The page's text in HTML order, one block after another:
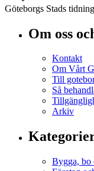
Göteborgs Stads tidning
Om oss
Kontakt
Om Vårt
Till
Så
Arkiv
Bygga, bo